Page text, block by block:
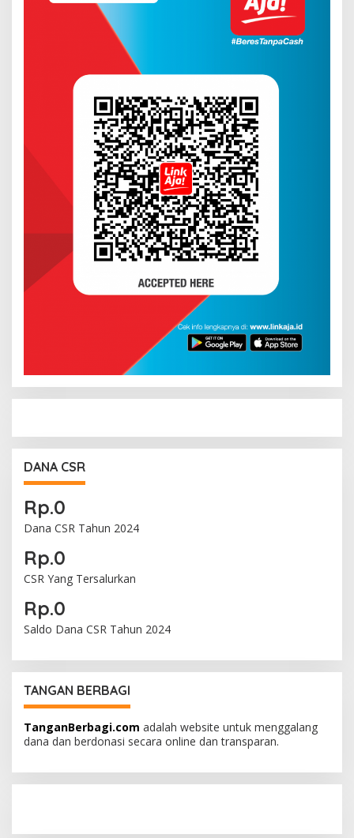
DANA CSR
Rp.0
Dana CSR Tahun 2024
Rp.0
CSR Yang Tersalurkan
Rp.0
Saldo Dana CSR Tahun 2024
TANGAN BERBAGI
TanganBerbagi.com adalah website untuk menggalang
dana dan berdonasi secara online dan transparan.